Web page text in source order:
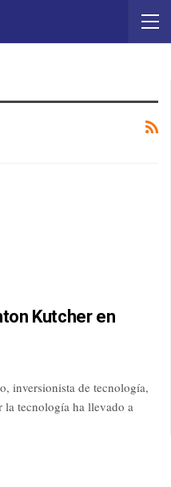
Kutcher en
inversionista de tecnología,
tecnología ha llevado a